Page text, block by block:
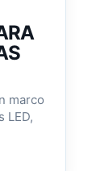
marco
LED,